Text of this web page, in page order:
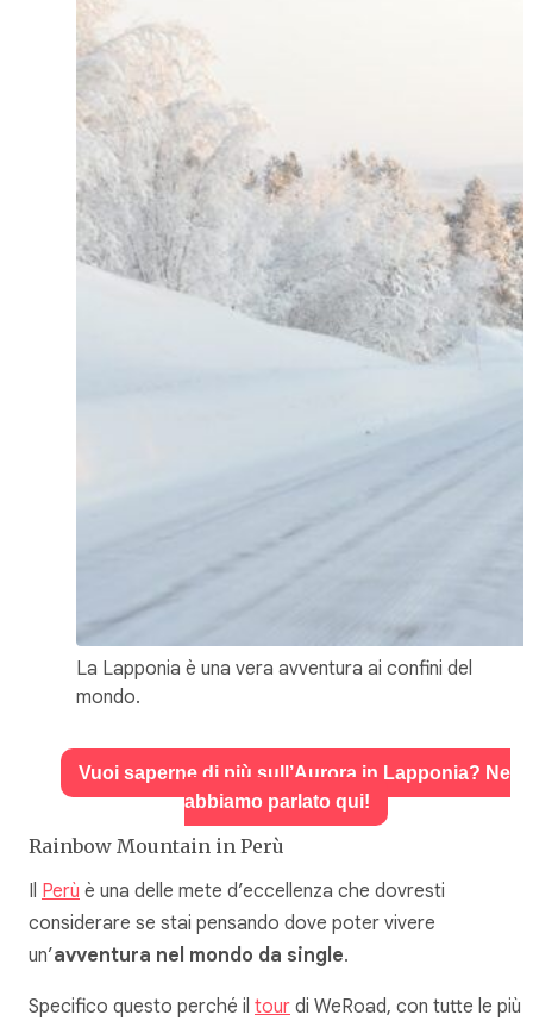
La Lapponia è una vera avventura ai confini del
mondo.
Vuoi saperne di più sull’Aurora in Lapponia? Ne
abbiamo parlato qui!
Rainbow Mountain in Perù
Il Perù è una delle mete d’eccellenza che dovresti
considerare se stai pensando dove poter vivere
un’avventura nel mondo da single.
Specifico questo perché il tour di WeRoad, con tutte le più